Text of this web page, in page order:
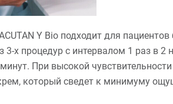
Y Bio подходит для
3-х процедур с интервалом 1 раз в
При высокой
который сведет к минимуму